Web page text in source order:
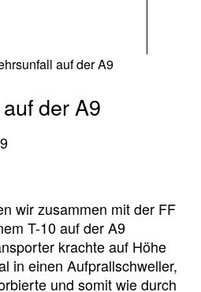
auf der A9
der A9
wir zusammen mit der FF
T-10 auf der A9
krachte auf Höhe
in einen Aufprallschweller,
und somit wie durch